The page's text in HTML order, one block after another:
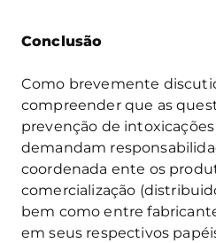
Conclusão
Como brevemente
compreender que as
prevenção de
demandam
coordenada ente os
comercialização
bem como entre
em seus respectivos